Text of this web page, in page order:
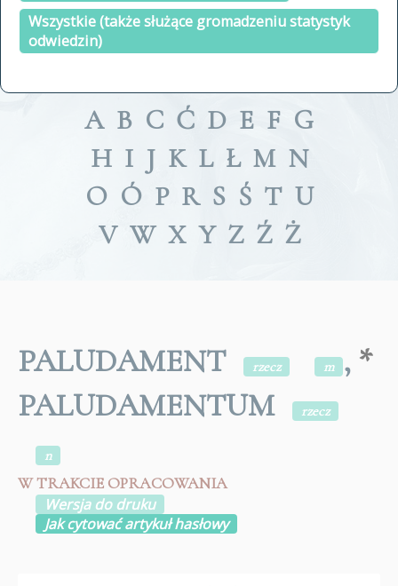
Wszystkie (także służące gromadzeniu statystyk
odwiedzin)
a fronte
a tergo
A B C Ć D E F G
H I J K L Ł M N
O Ó P R S Ś T U
V W X Y Z Ź Ż
PALUDAMENT rzecz m , *
PALUDAMENTUM
rzecz
n
W TRAKCIE OPRACOWANIA
Wersja do druku
Jak cytować artykuł hasłowy